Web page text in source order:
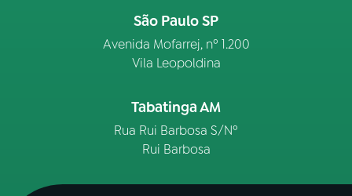
São Paulo SP
Avenida Mofarrej, nº 1.200
Vila Leopoldina
Tabatinga AM
Rua Rui Barbosa S/Nº
Rui Barbosa